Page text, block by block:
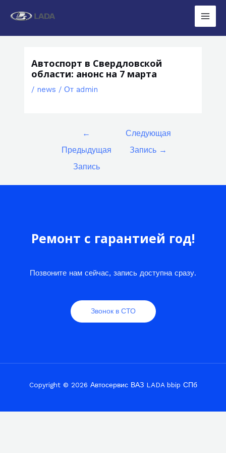
Main
Автоспорт в Свердловской
области: анонс на 7 марта
/ news / От admin
←
Предыдущая
Запись
Следующая
Запись →
Ремонт с гарантией год!
Позвоните нам сейчас, запись доступна сразу.
Звонок в СТО
Copyright © 2026 Автосервис ВАЗ LADA bbip СПб